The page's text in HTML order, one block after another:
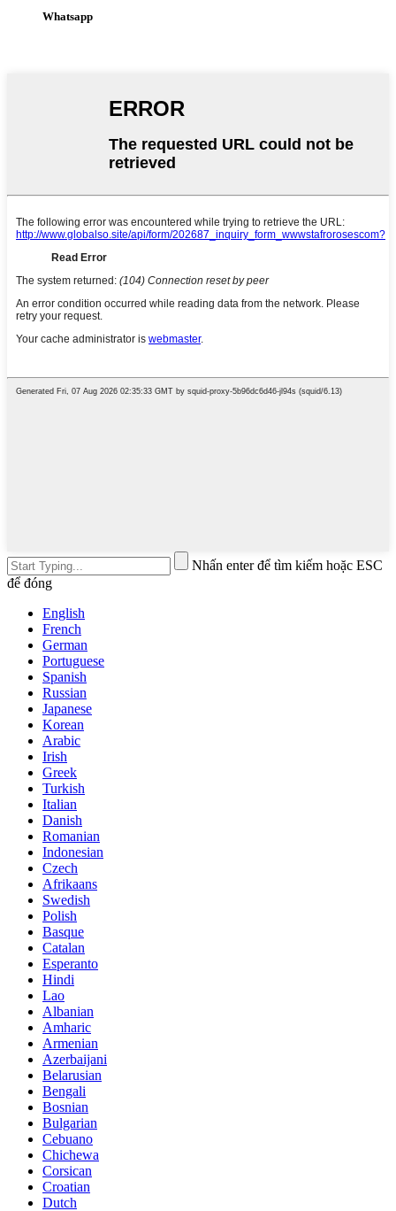
Whatsapp
Nhấn enter để tìm kiếm hoặc ESC
để đóng
English
French
German
Portuguese
Spanish
Russian
Japanese
Korean
Arabic
Irish
Greek
Turkish
Italian
Danish
Romanian
Indonesian
Czech
Afrikaans
Swedish
Polish
Basque
Catalan
Esperanto
Hindi
Lao
Albanian
Amharic
Armenian
Azerbaijani
Belarusian
Bengali
Bosnian
Bulgarian
Cebuano
Chichewa
Corsican
Croatian
Dutch